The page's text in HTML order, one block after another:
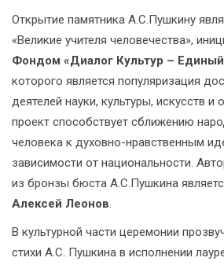
Открытие памятника А.С.Пушкину
«Великие учителя человечества»,
Фондом «Диалог Культур –
которого является популяризация
деятелей науки, культуры, искусств
проект способствует сближению
человека к духовно-нравственным
зависимости от национальности.
из бронзы бюста А.С.Пушкина
Алексей Леонов.
В культурной части церемонии
стихи А.С. Пушкина в исполнении